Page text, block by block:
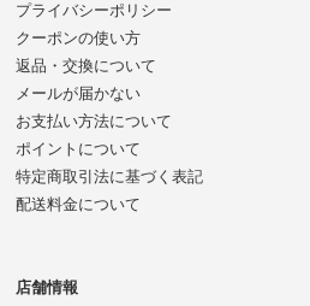
プライバシーポリシー
クーポンの使い方
返品・交換について
メールが届かない
お支払い方法について
ポイントについて
特定商取引法に基づく表記
配送料金について
店舗情報